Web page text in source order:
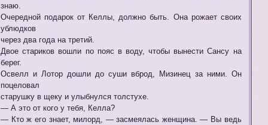
знаю.
Очередной подарок от Келлы, должно быть. Она рожает своих
ублюдков
через два года на третий.
Двое стариков вошли по пояс в воду, чтобы вынести Сансу на
берег.
Освелл и Лотор дошли до суши вброд, Мизинец за ними. Он
поцеловал
старушку в щеку и улыбнулся толстухе.
— А это от кого у тебя, Келла?
— Кто ж его знает, милорд, — засмеялась женщина. — Вы ведь